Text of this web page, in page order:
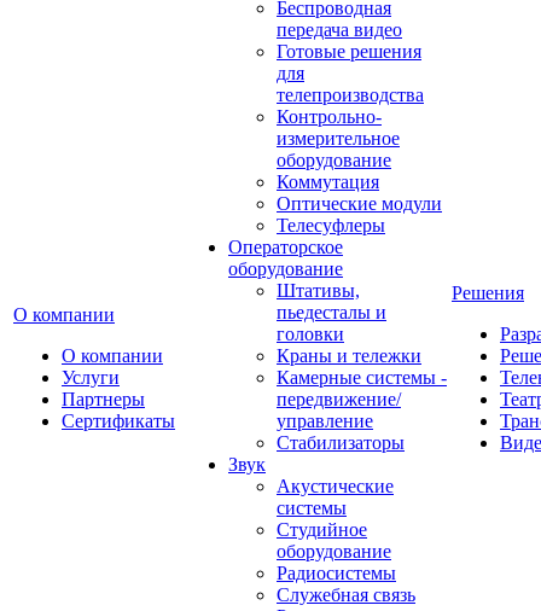
О компании
О компании
Услуги
Партнеры
Сертификаты
Беспроводная
передача видео
Готовые решения
для
телепроизводства
Контрольно-
измерительное
оборудование
Коммутация
Оптические модули
Телесуфлеры
Операторское
оборудование
Штативы,
пьедесталы и
головки
Краны и тележки
Камерные системы -
передвижение/
управление
Стабилизаторы
Звук
Акустические
системы
Студийное
оборудование
Радиосистемы
Служебная связь
Решения